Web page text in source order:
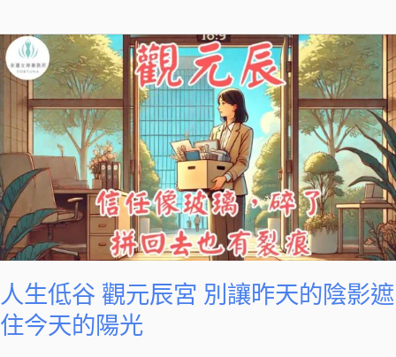
人生低谷 觀元辰宮 別讓昨天的陰影遮
住今天的陽光
人
生
辰
宮
別
讓
昨
天
的